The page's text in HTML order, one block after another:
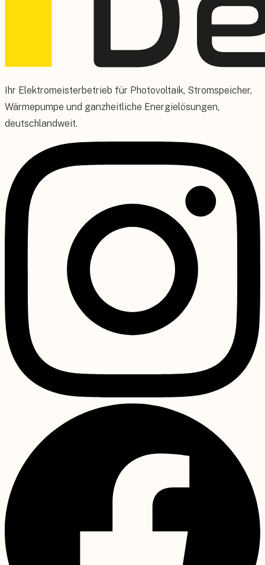
Ihr Elektromeisterbetrieb für Photovoltaik, Stromspeicher,
Wärmepumpe und ganzheitliche Energielösungen,
deutschlandweit.